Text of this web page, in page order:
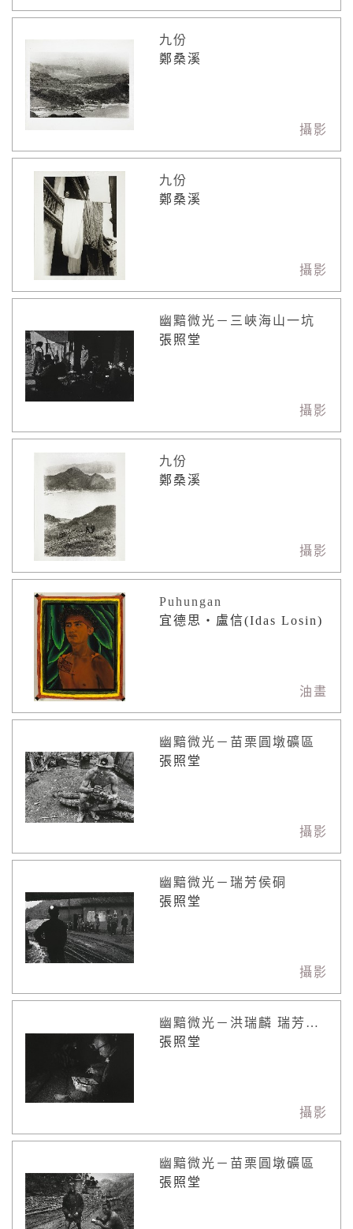
九份
鄭桑溪
攝影
九份
鄭桑溪
攝影
幽黯微光－三峽海山一坑
張照堂
攝影
九份
鄭桑溪
攝影
Puhungan
宜德思・盧信(Idas Losin)
油畫
幽黯微光－苗栗圓墩礦區
張照堂
攝影
幽黯微光－瑞芳侯硐
張照堂
攝影
幽黯微光－洪瑞麟 瑞芳礦區
張照堂
攝影
幽黯微光－苗栗圓墩礦區
張照堂